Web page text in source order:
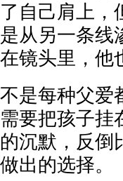
了自己肩上，
是从另一条线
在镜头里，他
不是每种父爱
需要把孩子挂
的沉默，反倒
做出的选择。